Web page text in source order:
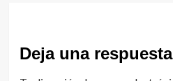
Deja una respuesta